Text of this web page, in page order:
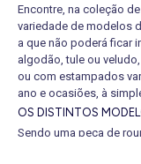
Encontre, na coleção de
variedade de modelos
a que não poderá ficar
algodão, tule ou
ou com estampados
ano e ocasiões, à
OS DISTINTOS
Sendo uma peça de